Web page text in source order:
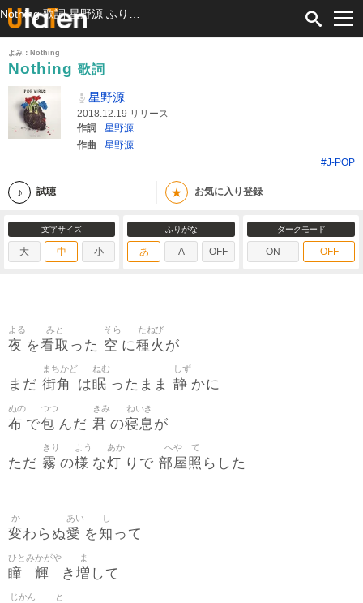
よみ：Nothing
Nothing 歌詞
星野源
2018.12.19 リリース
作詞
星野源
作曲
星野源
#J-POP
試聴 ★ お気に入り登録
文字サイズ
大 中 小
ふりがな
あ A OFF
ダークモード
ON OFF
夜
よる
を看取
みと
った 空
そら
に種火
たねび
が
まだ 街角
まちかど
は眠
ねむ
ったまま 静
しず
かに
布
ぬの
で包
つつ
んだ 君
きみ
の寝息
ねいき
が
ただ 霧
きり
の様
よう
な灯
あか
りで 部屋
へや
照
て
らした
変
か
わらぬ愛
あい
を知
し
って
瞳
ひとみ
輝
かがや
き 増
ま
して
じかん と